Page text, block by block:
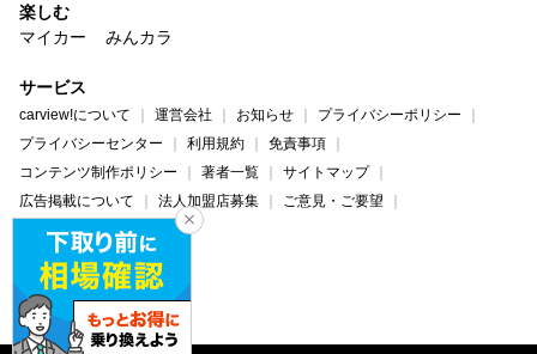
楽しむ
マイカー
みんカラ
サービス
carview!について 運営会社 お知らせ
プライバシーポリシー
プライバシーセンター
利用規約
免責事項
コンテンツ制作ポリシー
著者一覧
サイトマップ
広告掲載について
法人加盟店募集
ご意見・ご要望
ヘルプ・お問い合わせ
carview! Yahoo! JAPAN